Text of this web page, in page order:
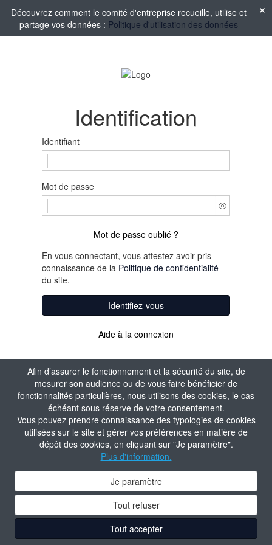
Afin d’assurer le fonctionnement et la sécurité du site, de
mesurer son audience ou de vous faire bénéficier de
fonctionnalités particulières, nous utilisons des cookies, le cas
échéant sous réserve de votre consentement.
Vous pouvez prendre connaissance des typologies de cookies
utilisées sur le site et gérer vos préférences en matière de
dépôt des cookies, en cliquant sur "Je paramètre".
Plus d'information.
Je paramètre
Tout refuser
Tout accepter
Découvrez comment le comité d'entreprise recueille, utilise et
partage vos données : Politique d'utilisation des données
Identification
Identifiant
Mot de passe
Mot de passe oublié ?
En vous connectant, vous attestez avoir pris
connaissance de la Politique de confidentialité
du site.
Identifiez-vous
Aide à la connexion